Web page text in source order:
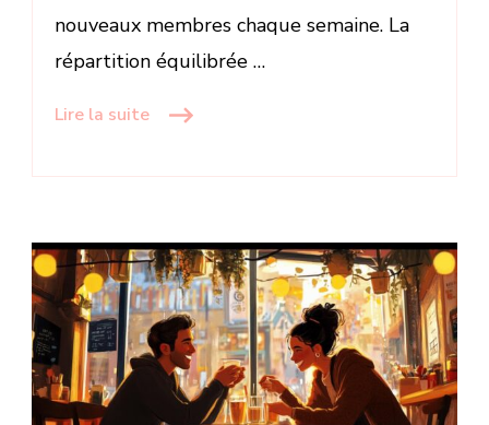
nouveaux membres chaque semaine. La
répartition équilibrée …
Lire la suite